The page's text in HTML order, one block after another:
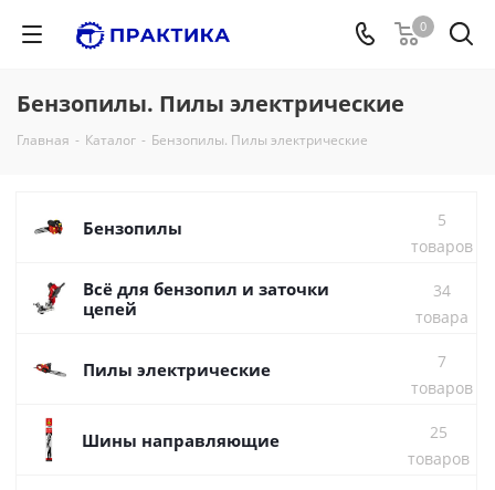
0
Бензопилы. Пилы электрические
Главная - Каталог - Бензопилы. Пилы электрические
Бензопилы
5
товаров
Всё для бензопил и заточки
цепей
34
товара
Пилы электрические
7
товаров
Шины направляющие
25
товаров